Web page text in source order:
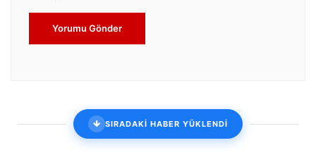
Yorumu Gönder
SIRADAKİ HABER YÜKLENDİ